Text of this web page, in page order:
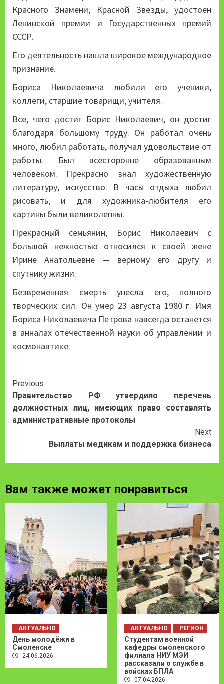
Красного Знамени, Красной Звезды, удостоен
Ленинской премии и Государственных премий
СССР.
Его деятельность нашла широкое международное
признание.
Бориса Николаевича любили его ученики,
коллеги, старшие товарищи, учителя.
Все, чего достиг Борис Николаевич, он достиг
благодаря большому труду. Он работал очень
много, любил работать, получал удовольствие от
работы. Был всесторонне образованным
человеком. Прекрасно знал художественную
литературу, искусство. В часы отдыха любил
рисовать, и для художника-любителя его
картины были великолепны.
Прекрасный семьянин, Борис Николаевич с
большой нежностью относился к своей жене
Ирине Анатольевне — верному его другу и
спутнику жизни.
Безвременная смерть унесла его, полного
творческих сил. Он умер 23 августа 1980 г. Имя
Бориса Николаевича Петрова навсегда останется
в анналах отечественной науки об управлении и
космонавтике.
Continue
Reading
Previous
Правительство РФ утвердило перечень
должностных лиц, имеющих право составлять
административные протоколы
Next
Выплаты медикам и поддержка бизнеса
Вам также может понравиться
АКТУАЛЬНО
День молодёжи в
Смоленске
24.06.2026
АКТУАЛЬНО РЕГИОН
Студентам военной
кафедры смоленского
филиала НИУ МЭИ
рассказали о службе в
войсках БПЛА
07.04.2026